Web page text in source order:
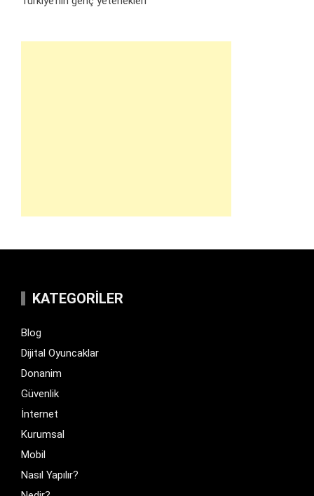
KATEGORILER
Blog
Dijital Oyuncaklar
Donanim
Güvenlik
İnternet
Kurumsal
Mobil
Nasıl Yapılır?